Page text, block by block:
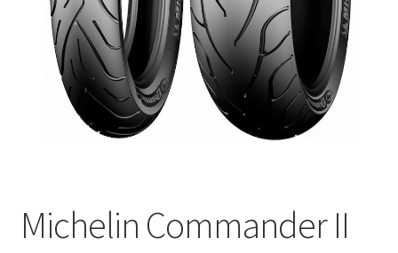
Michelin Commander II